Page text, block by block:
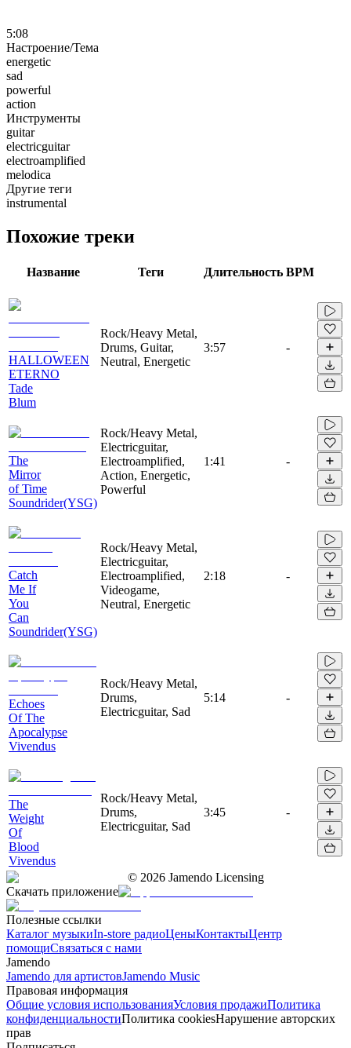
5:08
Настроение/Тема
energetic
sad
powerful
action
Инструменты
guitar
electricguitar
electroamplified
melodica
Другие теги
instrumental
Похожие треки
Название Теги Длительность BPM
HALLOWEEN
ETERNO
Tade
Blum
Rock/Heavy Metal,
Drums, Guitar,
Neutral, Energetic
3:57 -
The
Mirror
of Time
Soundrider(YSG)
Rock/Heavy Metal,
Electricguitar,
Electroamplified,
Action, Energetic,
Powerful
1:41 -
Catch
Me If
You
Can
Soundrider(YSG)
Rock/Heavy Metal,
Electricguitar,
Electroamplified,
Videogame,
Neutral, Energetic
2:18 -
Echoes
Of The
Apocalypse
Vivendus
Rock/Heavy Metal,
Drums,
Electricguitar, Sad
5:14 -
The
Weight
Of
Blood
Vivendus
Rock/Heavy Metal,
Drums,
Electricguitar, Sad
3:45 -
© 2026 Jamendo Licensing
Скачать приложение
Полезные ссылки
Каталог музыкиIn-store радиоЦеныКонтактыЦентр
помощиСвязаться с нами
Jamendo
Jamendo для артистовJamendo Music
Правовая информация
Общие условия использованияУсловия продажиПолитика
конфиденциальностиПолитика cookiesНарушение авторских
прав